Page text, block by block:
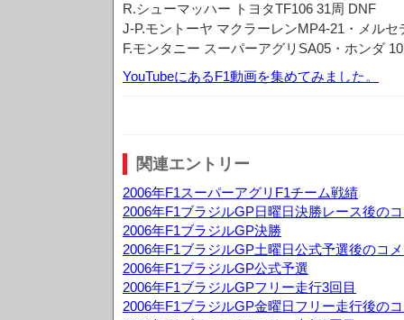
R.シューマッハー トヨタTF106 31周 DNF
J-P.モントーヤ マクラーレンMP4-21・メルセ
F.モンタニー スーパーアグリSA05・ホンダ
YouTubeにあるF1動画を集めてみました。
関連エントリー
2006年F1スーパーアグリF1チーム戦績
2006年F1ブラジルGP日曜日決勝レース後の
2006年F1ブラジルGP決勝
2006年F1ブラジルGP土曜日公式予選後のコ
2006年F1ブラジルGP公式予選
2006年F1ブラジルGPフリー走行3回目
2006年F1ブラジルGP金曜日フリー走行後の